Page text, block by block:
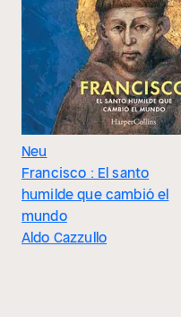
Neu
Francisco : El santo
humilde que cambió el
mundo
Aldo Cazzullo